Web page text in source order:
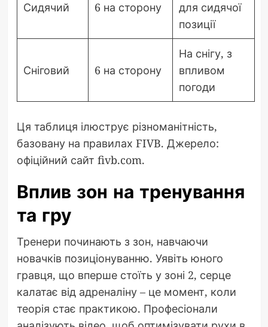
Сидячий 6 на сторону
для сидячої
позиції
Сніговий 6 на сторону
На снігу, з
впливом
погоди
Ця таблиця ілюструє різноманітність,
базовану на правилах FIVB. Джерело:
офіційний сайт fivb.com.
Вплив зон на тренування
та гру
Тренери починають з зон, навчаючи
новачків позиціонуванню. Уявіть юного
гравця, що вперше стоїть у зоні 2, серце
калатає від адреналіну – це момент, коли
теорія стає практикою. Професіонали